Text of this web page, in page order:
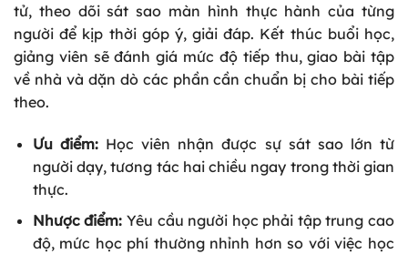
tử, theo dõi sát sao màn hình thực hành của từng
người để kịp thời góp ý, giải đáp. Kết thúc buổi học,
giảng viên sẽ đánh giá mức độ tiếp thu, giao bài tập
về nhà và dặn dò các phần cần chuẩn bị cho bài tiếp
theo.
Ưu điểm:Học viên nhận được sự sát sao lớn từ
người dạy, tương tác hai chiều ngay trong thời gian
thực.
Nhược điểm: Yêu cầu người học phải tập trung cao
độ, mức học phí thường nhỉnh hơn so với việc học